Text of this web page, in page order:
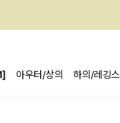
아우터/상의 하의/레깅스